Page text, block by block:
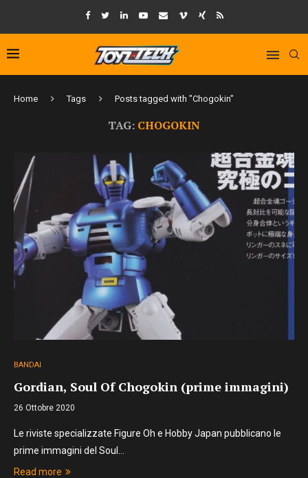
Home Tags Posts tagged with "Chogokin"
TAG: CHOGOKIN
BANDAI
Gordian, Soul Of Chogokin (prime immagini)
26 Ottobre 2020
Le riviste specializzate Figure Oh e Hobby Japan pubblicano le
prime immagini del Soul…
Read more